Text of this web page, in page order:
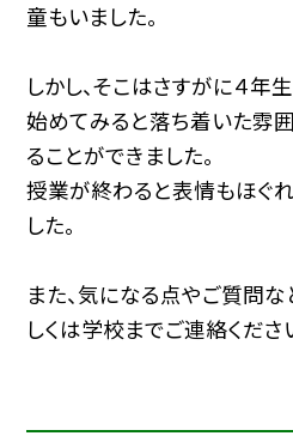
童もいました。
しかし、そこはさすがに４年生
始めてみると落ち着いた雰
ることができました。
授業が終わると表情もほぐ
した。
また、気になる点やご質問
しくは学校までご連絡くださ